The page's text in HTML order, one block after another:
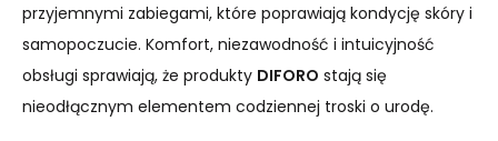
przyjemnymi zabiegami, które poprawiają kondycję skóry i
samopoczucie. Komfort, niezawodność i intuicyjność
obsługi sprawiają, że produkty DIFORO stają się
nieodłącznym elementem codziennej troski o urodę.